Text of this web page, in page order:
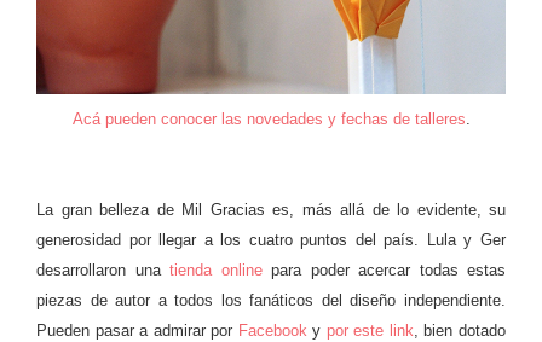
Acá pueden conocer las novedades y fechas de talleres
La gran belleza de Mil Gracias es, más allá de lo evidente, su
generosidad por llegar a los cuatro puntos del país. Lula y Ger
desarrollaron una tienda onlinepara poder acercar todas estas
piezas de autor a todos los fanáticos del diseño independiente.
Pueden pasar a admirar por Facebook y por este link , bien dotado